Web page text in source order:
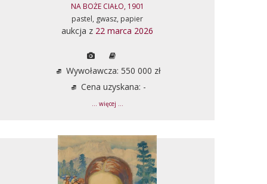
NA BOŻE CIAŁO, 1901
pastel, gwasz, papier
aukcja z 22 marca 2026
Wywoławcza: 550 000 zł
Cena uzyskana: -
... więcej ...